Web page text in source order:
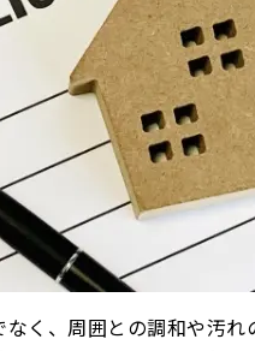
く、周囲との調和や汚